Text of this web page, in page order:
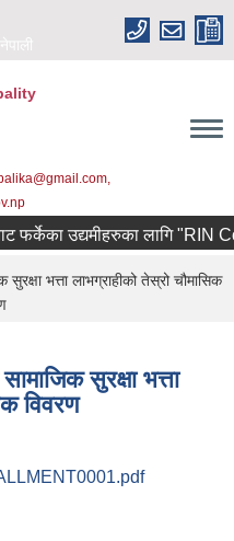
नेपाली
फर्केका उद्यमीहरुका लागि "RIN
भत्ता लाभग्राहीको तेस्रो चौमासिक
सुरक्षा भत्ता
विवरण